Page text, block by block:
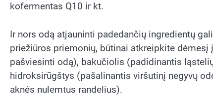
kofermentas Q10 ir kt.
Ir nors odą atjauninti padedančių ingredientų
priežiūros priemonių, būtinai atkreipkite
pašviesinti odą), bakučiolis (padidinantis
hidroksirūgštys (pašalinantis viršutinį negyvų
aknės nulemtus randelius).